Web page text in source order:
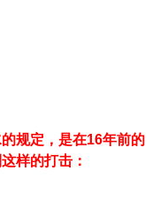
规定，是在16年前的
样的打击：